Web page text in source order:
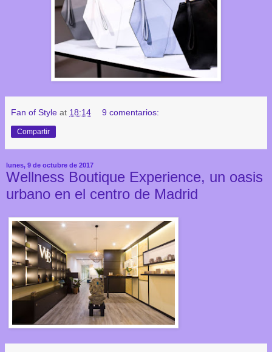
Fan of Style at 18:14 9 comentarios:
Compartir
lunes, 9 de octubre de 2017
Wellness Boutique Experience, un oasis
urbano en el centro de Madrid